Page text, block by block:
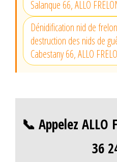
Salanque 66, ALLO
Dénidification nid de
destruction des nids de
Cabestany 66, ALLO
📞 Appelez ALLO
36